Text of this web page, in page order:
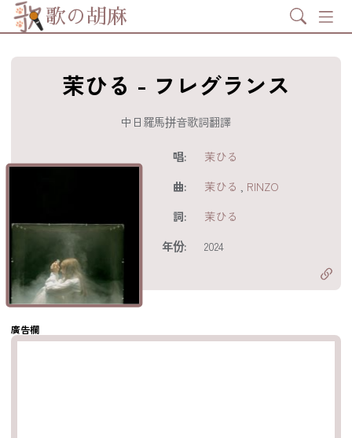
歌の胡麻 Search
茉ひる - フレグランス
中日羅馬拼音歌詞翻譯
唱:
茉ひる
曲:
茉ひる
RINZO
詞:
茉ひる
年份:
2024
分享至
分享至
製鏈結
廣告欄